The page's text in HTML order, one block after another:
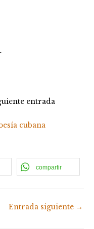
entrada
cubana
compartir
Entrada siguiente →